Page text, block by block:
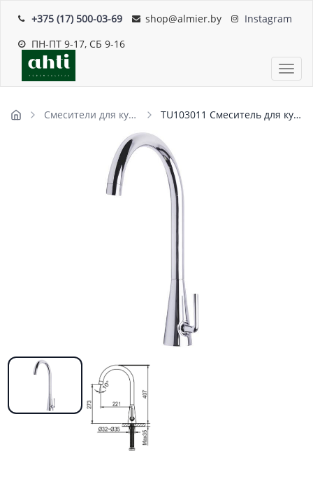
+375 (17) 500-03-69 shop@almier.by
Instagram
ПН-ПТ 9-17, СБ 9-16
Смесители для кухни TU103011 Смеситель для кухни